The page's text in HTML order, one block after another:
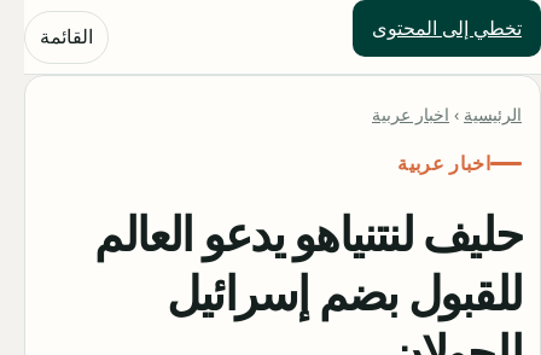
تخطي إلى المحتوى
حلول العالم القائمة
الرئيسية › اخبار عربية
اخبار عربية
حليف لنتنياهو يدعو العالم
للقبول بضم إسرائيل